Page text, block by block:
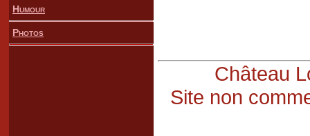
Humour
Photos
Château
Site non